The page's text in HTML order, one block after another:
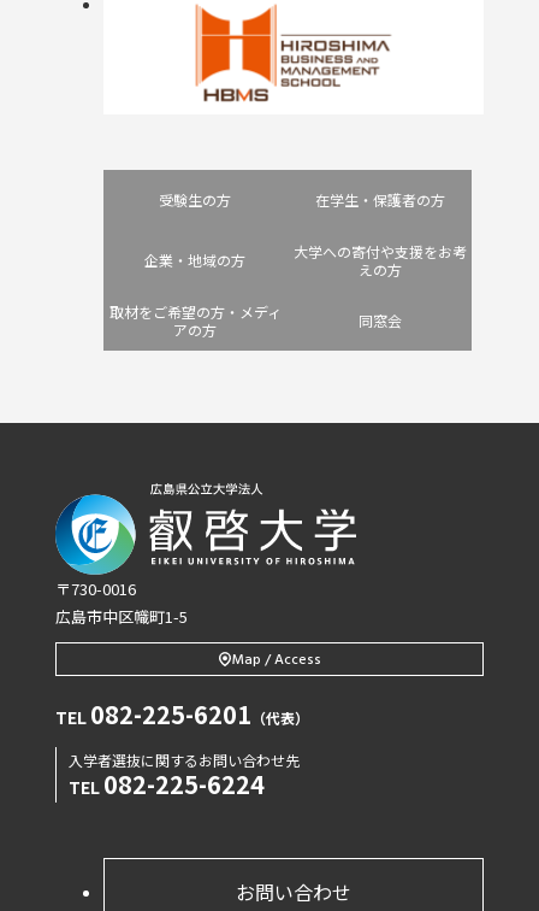
受験生の方 在学生・保護者の方
企業・地域の方
大学への寄付や支援をお考
えの方
取材をご希望の方・メディ
アの方
同窓会
〒730-0016
広島市中区幟町1-5
Map / Access
TEL 082-225-6201 （代表）
入学者選抜に関するお問い合わせ先
TEL 082-225-6224
お問い合わせ